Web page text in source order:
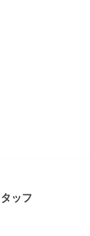
ッフ